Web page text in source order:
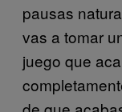
pausas
vas a tomar
juego que